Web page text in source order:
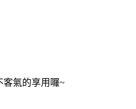
客氣的享用囉~